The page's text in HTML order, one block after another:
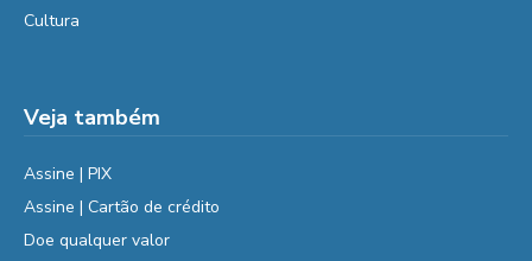
Cultura
Veja também
Assine | PIX
Assine | Cartão de crédito
Doe qualquer valor